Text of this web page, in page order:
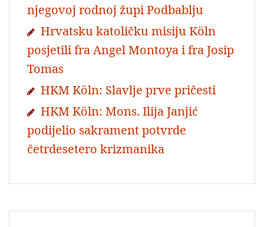
njegovoj rodnoj župi Podbablju
Hrvatsku katoličku misiju Köln
posjetili fra Angel Montoya i fra Josip
Tomas
HKM Köln: Slavlje prve pričesti
HKM Köln: Mons. Ilija Janjić
podijelio sakrament potvrde
četrdesetero krizmanika